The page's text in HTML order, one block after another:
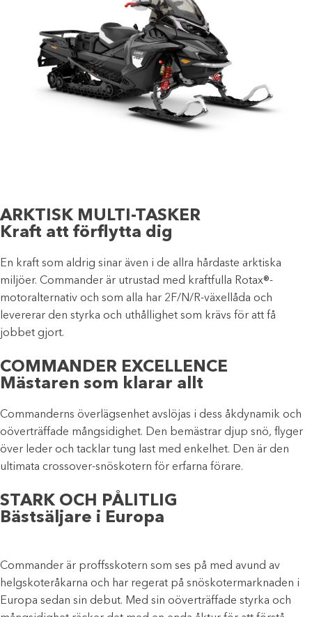
ARKTISK MULTI-TASKER
Kraft att förflytta dig
En kraft som aldrig sinar även i de allra hårdaste arktiska
miljöer. Commander är utrustad med kraftfulla Rotax®-
motoralternativ och som alla har 2F/N/R-växellåda och
levererar den styrka och uthållighet som krävs för att få
jobbet gjort.
COMMANDER EXCELLENCE
Mästaren som klarar allt
Commanderns överlägsenhet avslöjas i dess åkdynamik och
oöverträffade mångsidighet. Den bemästrar djup snö, flyger
över leder och tacklar tung last med enkelhet. Den är den
ultimata crossover-snöskotern för erfarna förare.
STARK OCH PÅLITLIG
Bästsäljare i Europa
Commander är proffsskotern som ses på med avund av
helgskoteråkarna och har regerat på snöskotermarknaden i
Europa sedan sin debut. Med sin oöverträffade styrka och